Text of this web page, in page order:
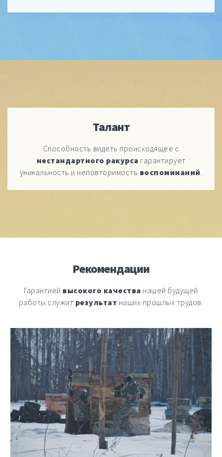
Талант
Способность видеть происходящее с
нестандартного ракурса гарантирует
уникальность и неповторимость воспоминаний.
Рекомендации
Гарантией высокого качества нашей будущей
работы служит результат наших прошлых трудов.